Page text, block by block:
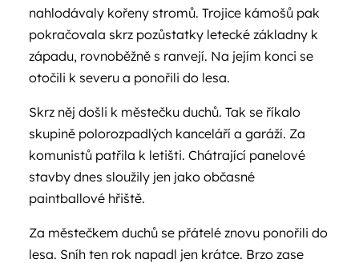
nahlodávaly kořeny stromů. Trojice kámošů pak
pokračovala skrz pozůstatky letecké základny k
západu, rovnoběžně s ranvejí. Na jejím konci se
otočili k severu a ponořili do lesa.
Skrz něj došli k městečku duchů. Tak se říkalo
skupině polorozpadlých kanceláří a garáží. Za
komunistů patřila k letišti. Chátrající panelové
stavby dnes sloužily jen jako občasné
paintballové hřiště.
Za městečkem duchů se přátelé znovu ponořili do
lesa. Sníh ten rok napadl jen krátce. Brzo zase